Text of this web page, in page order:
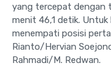
yang tercepat dengan
menit 46,1 detik.
menempati posisi
Rianto/Hervian
Rahmadi/M. Redwan.